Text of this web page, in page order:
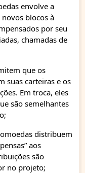
envolve a
novos blocos à
​​por seu
chamadas de
que os
suas carteiras e os
Em troca, eles
são semelhantes
distribuem
aos
são
no projeto;